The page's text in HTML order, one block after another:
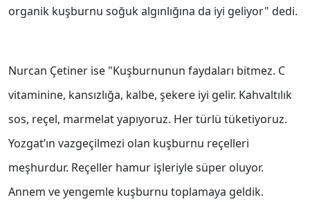
organik kuşburnu soğuk algınlığına da iyi geliyor" dedi.
Nurcan Çetiner ise "Kuşburnunun faydaları bitmez. C
vitaminine, kansızlığa, kalbe, şekere iyi gelir. Kahvaltılık
sos, reçel, marmelat yapıyoruz. Her türlü tüketiyoruz.
Yozgat’ın vazgeçilmezi olan kuşburnu reçelleri
meşhurdur. Reçeller hamur işleriyle süper oluyor.
Annem ve yengemle kuşburnu toplamaya geldik.